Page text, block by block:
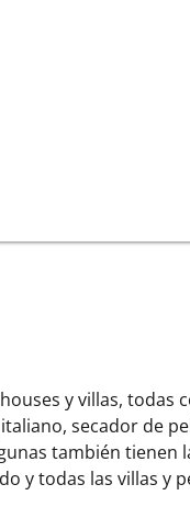
y villas, todas
secador de
también tienen
y todas las villas y